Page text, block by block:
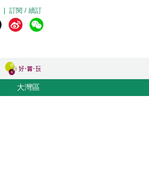
訂閱 / 續訂
大灣區